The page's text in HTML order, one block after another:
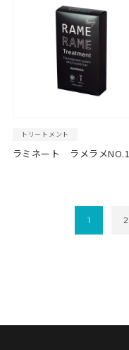
トリートメント
ラミネート ラメラメNO.1
1 2